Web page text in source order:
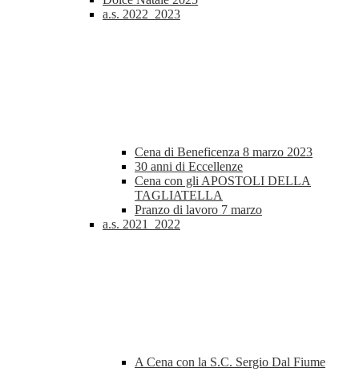
a.s. 2022_2023
Cena di Beneficenza 8 marzo 2023
30 anni di Eccellenze
Cena con gli APOSTOLI DELLA
TAGLIATELLA
Pranzo di lavoro 7 marzo
a.s. 2021_2022
A Cena con la S.C. Sergio Dal Fiume